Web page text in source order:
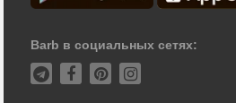
Barb в социальных сетях: